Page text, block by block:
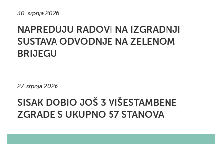
30. srpnja 2026.
NAPREDUJU RADOVI NA IZGRADNJI
SUSTAVA ODVODNJE NA ZELENOM
BRIJEGU
27. srpnja 2026.
SISAK DOBIO JOŠ 3 VIŠESTAMBENE
ZGRADE S UKUPNO 57 STANOVA